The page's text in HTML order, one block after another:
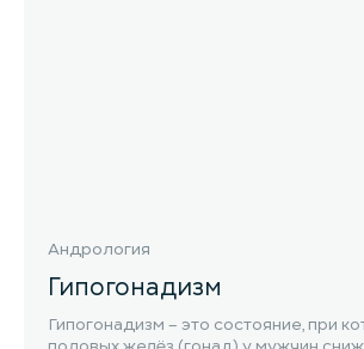
Андрология
Гипогонадизм
Гипогонадизм – это состояние, при